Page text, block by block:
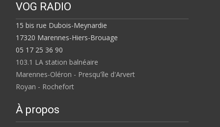
VOG RADIO
15 bis rue Dubois-Meynardie
17320 Marennes-Hiers-Brouage
05 17 25 36 90
103.1 LA station balnéaire
Marennes-Oléron - Presqu'île d'Arvert
Royan - Rochefort
À propos